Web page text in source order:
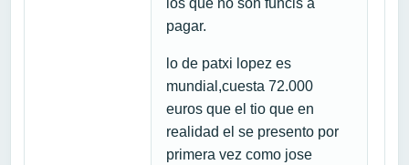
los que no son funcis a
pagar.
lo de patxi lopez es
mundial,cuesta 72.000
euros que el tio que en
realidad el se presento por
primera vez como jose